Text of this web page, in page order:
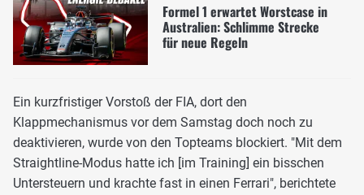
Formel 1 erwartet Worstcase in
Australien: Schlimme Strecke
für neue Regeln
Ein kurzfristiger Vorstoß der FIA, dort den
Klappmechanismus vor dem Samstag doch noch zu
deaktivieren, wurde von den Topteams blockiert. "Mit dem
Straightline-Modus hatte ich [im Training] ein bisschen
Untersteuern und krachte fast in einen Ferrari", berichtete